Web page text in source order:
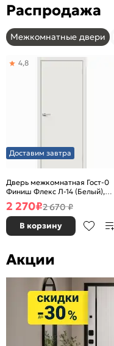
Распродажа
Межкомнатные двери
Доставим завтра
Дверь межкомнатная Гост-0
Финиш Флекс Л-14 (Белый),
глухая, каркасно-щитовая
4,8
2 270₽2 670 ₽
В корзину
Акции